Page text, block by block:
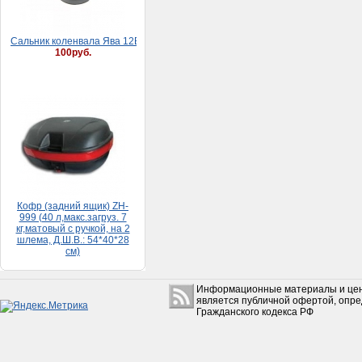
Сaльник коленвaлa Явa 12В (30*52*8)
100руб.
Кофр (задний ящик) ZH-
999 (40 л,макс.загруз. 7
кг,матовый с ручкой, на 2
шлема, Д.Ш.В.: 54*40*28
см)
Информационные материалы и
является публичной офертой,
Гражданского кодекса РФ